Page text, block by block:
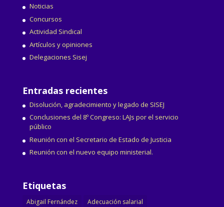
Noticias
Concursos
Actividad Sindical
Artículos y opiniones
Delegaciones Sisej
Entradas recientes
Disolución, agradecimiento y legado de SISEJ
Conclusiones del 8º Congreso: LAJs por el servicio
público
Reunión con el Secretario de Estado de Justicia
Reunión con el nuevo equipo ministerial.
Etiquetas
Abigail Fernández
Adecuación salarial